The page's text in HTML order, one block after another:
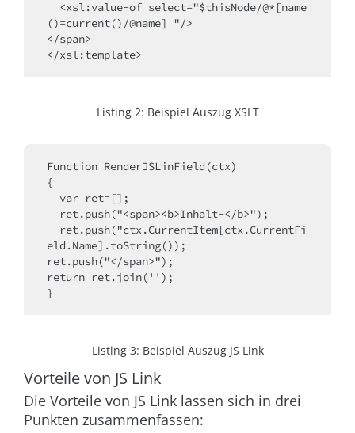
()=current()/@name] "/>
</span>
</xsl:template>
Listing 2: Beispiel Auszug XSLT
Function RenderJSLinField(ctx)
{
  var ret=[];
  ret.push("<span><b>Inhalt-</b>");
eld.Name].toString());
ret.push("</span>");
return ret.join('');
}
Listing 3: Beispiel Auszug JS Link
Vorteile von JS Link
Die Vorteile von JS Link lassen sich in drei
Punkten zusammenfassen: